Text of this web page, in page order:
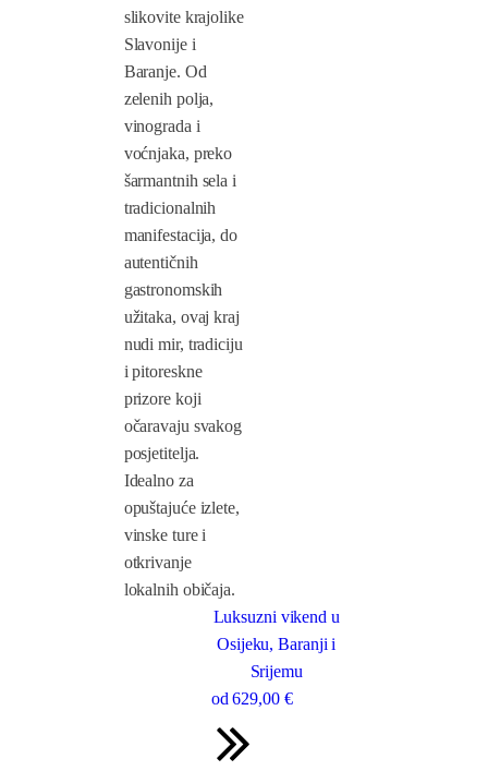
slikovite krajolike
Slavonije i
Baranje. Od
zelenih polja,
vinograda i
voćnjaka, preko
šarmantnih sela i
tradicionalnih
manifestacija, do
autentičnih
gastronomskih
užitaka, ovaj kraj
nudi mir, tradiciju
i pitoreskne
prizore koji
očaravaju svakog
posjetitelja.
Idealno za
opuštajuće izlete,
vinske ture i
otkrivanje
lokalnih običaja.
Luksuzni vikend u
Osijeku, Baranji i
Srijemu
od629,00 €